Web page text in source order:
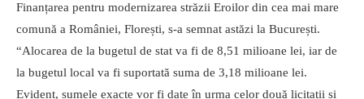
Finanțarea pentru modernizarea străzii Eroilor din cea mai mare
comună a României, Florești, s-a semnat astăzi la București.
“Alocarea de la bugetul de stat va fi de 8,51 milioane lei, iar de
la bugetul local va fi suportată suma de 3,18 milioane lei.
Evident, sumele exacte vor fi date în urma celor două licitații și